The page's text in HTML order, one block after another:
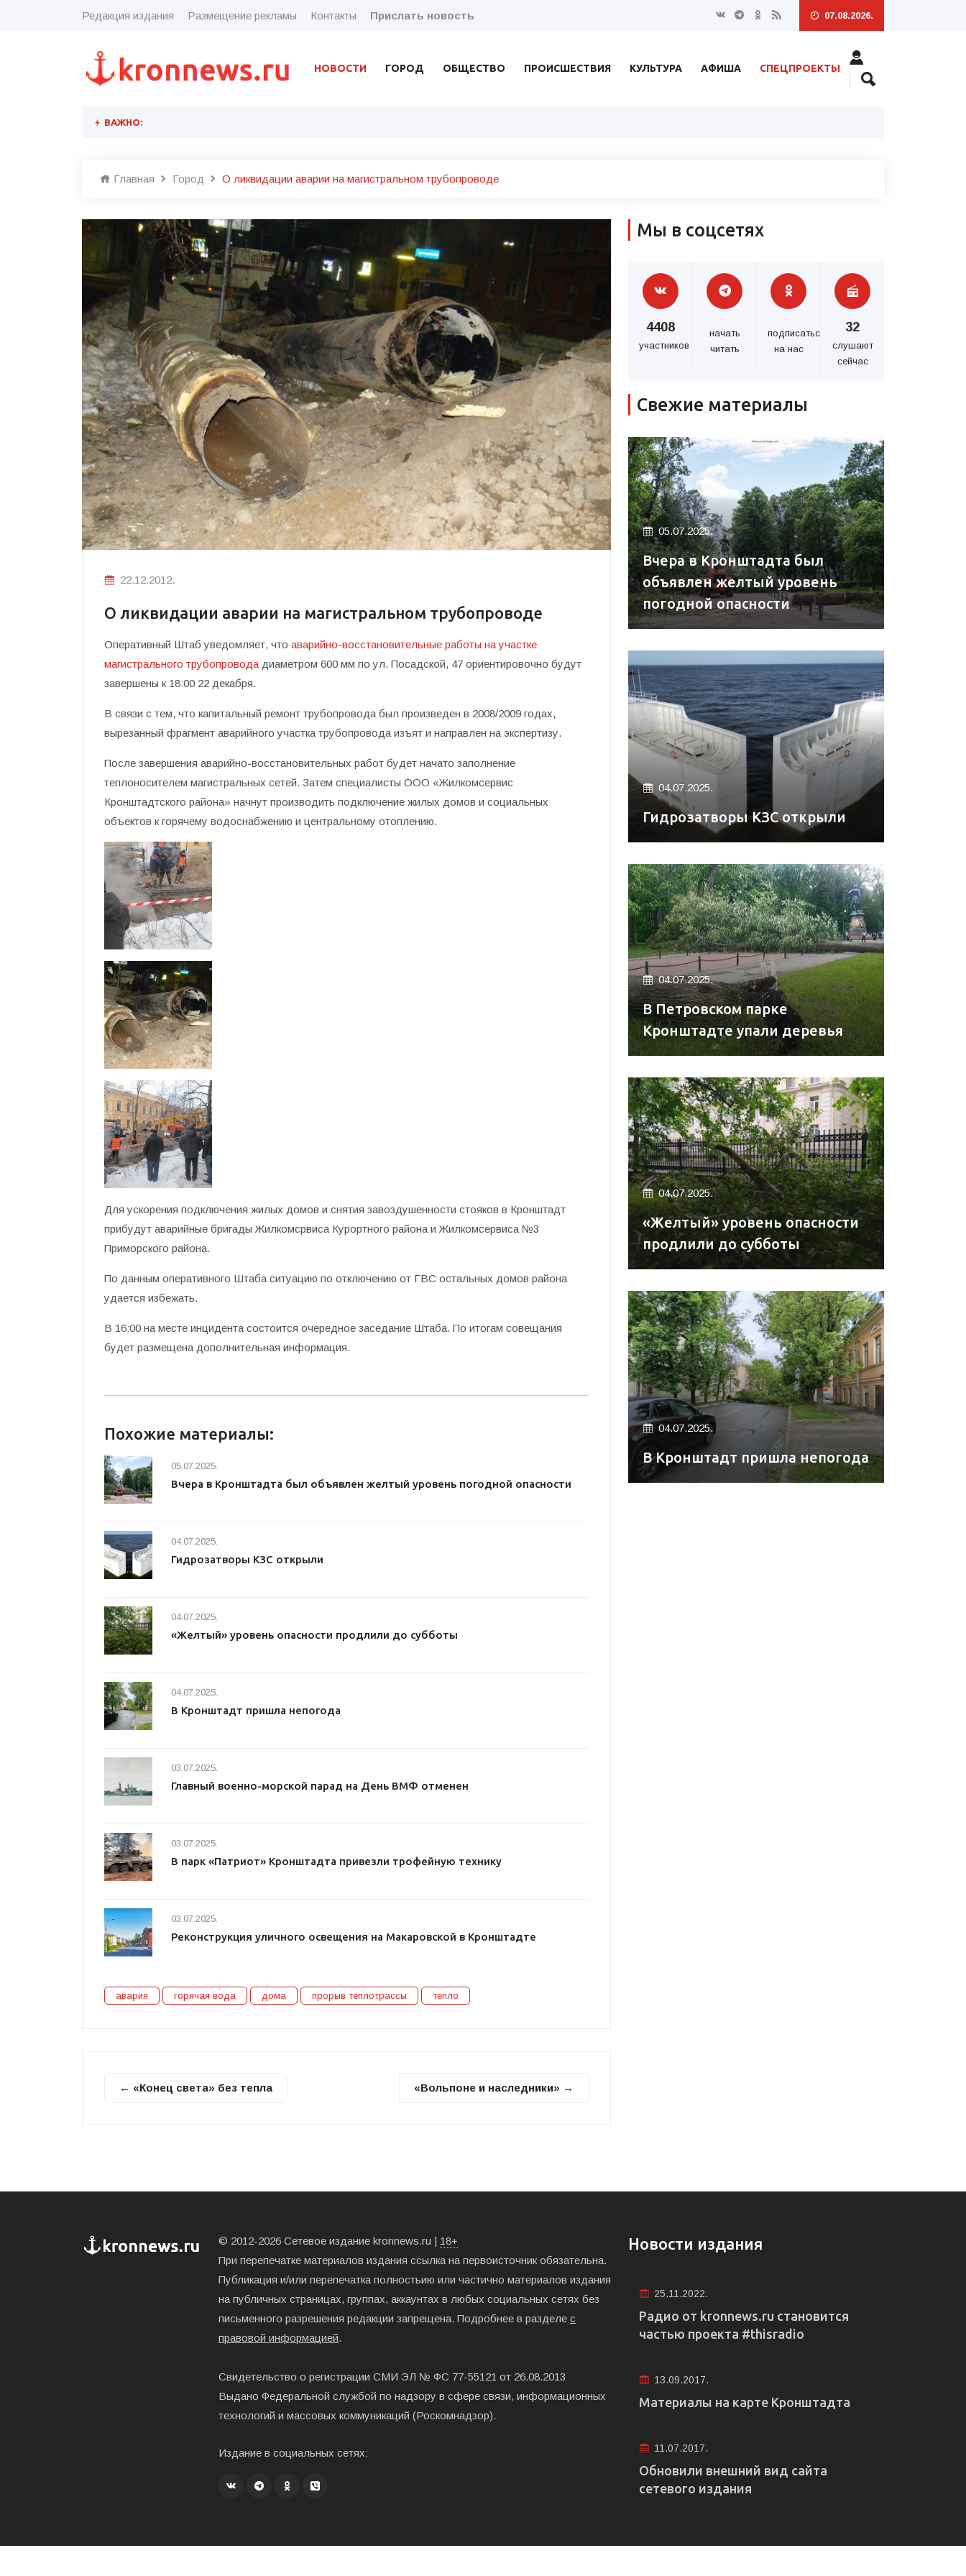
Редакция издания Размещение рекламы Контакты Прислать новость 07.08.2026.
НОВОСТИ ГОРОД ОБЩЕСТВО ПРОИСШЕСТВИЯ КУЛЬТУРА АФИША СПЕЦПРОЕКТЫ
ВАЖНО:
Главная Город О ликвидации аварии на магистральном трубопроводе
22.12.2012.
О ликвидации аварии на магистральном трубопроводе
Оперативный Штаб уведомляет, что аварийно-восстановительные работы на участке
магистрального трубопровода диаметром 600 мм по ул. Посадской, 47 ориентировочно будут
завершены к 18:00 22 декабря.
В связи с тем, что капитальный ремонт трубопровода был произведен в 2008/2009 годах,
вырезанный фрагмент аварийного участка трубопровода изъят и направлен на экспертизу.
После завершения аварийно-восстановительных работ будет начато заполнение
теплоносителем магистральных сетей. Затем специалисты ООО «Жилкомсервис
Кронштадтского района» начнут производить подключение жилых домов и социальных
объектов к горячему водоснабжению и центральному отоплению.
Для ускорения подключения жилых домов и снятия завоздушенности стояков в Кронштадт
прибудут аварийные бригады Жилкомсрвиса Курортного района и Жилкомсервиса №3
Приморского района.
По данным оперативного Штаба ситуацию по отключению от ГВС остальных домов района
удается избежать.
В 16:00 на месте инцидента состоится очередное заседание Штаба. По итогам совещания
будет размещена дополнительная информация.
Похожие материалы:
05.07.2025.
Вчера в Кронштадта был объявлен желтый уровень погодной опасности
04.07.2025.
Гидрозатворы КЗС открыли
04.07.2025.
«Желтый» уровень опасности продлили до субботы
04.07.2025.
В Кронштадт пришла непогода
03.07.2025.
Главный военно-морской парад на День ВМФ отменен
03.07.2025.
В парк «Патриот» Кронштадта привезли трофейную технику
03.07.2025.
Реконструкция уличного освещения на Макаровской в Кронштадте
авария горячая вода дома прорыв теплотрассы тепло
← «Конец света» без тепла «Вольпоне и наследники» →
Мы в соцсетях
4408
участников
начать
читать
подписаться
на нас
32
слушают
сейчас
Свежие материалы
05.07.2025.
Вчера в Кронштадта был
объявлен желтый уровень
погодной опасности
04.07.2025.
Гидрозатворы КЗС открыли
04.07.2025.
В Петровском парке
Кронштадте упали деревья
04.07.2025.
«Желтый» уровень опасности
продлили до субботы
04.07.2025.
В Кронштадт пришла непогода
© 2012-2026 Сетевое издание kronnews.ru | 18+
При перепечатке материалов издания ссылка на первоисточник обязательна.
Публикация и/или перепечатка полностьию или частично материалов издания
на публичных страницах, группах, аккаунтах в любых социальных сетях без
письменного разрешения редакции запрещена. Подробнее в разделе с
правовой информацией.
Свидетельство о регистрации СМИ ЭЛ № ФС 77-55121 от 26.08.2013
Выдано Федеральной службой по надзору в сфере связи, информационных
технологий и массовых коммуникаций (Роскомнадзор).
Издание в социальных сетях:
Новости издания
25.11.2022.
Радио от kronnews.ru становится
частью проекта #thisradio
13.09.2017.
Материалы на карте Кронштадта
11.07.2017.
Обновили внешний вид сайта
сетевого издания